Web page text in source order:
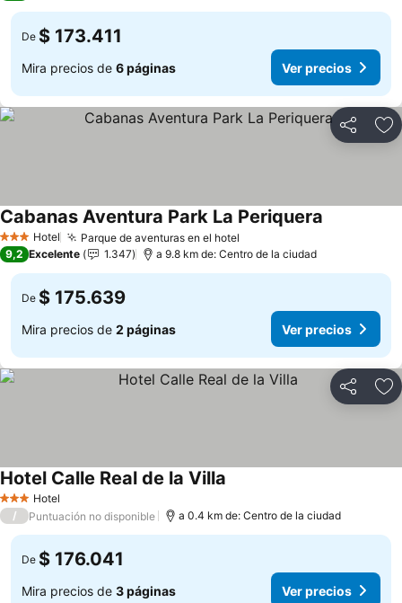
De $ 173.411
Mira precios de 6 páginas Ver precios
Compartir
3 Estrellas
Hotel Parque de aventuras en el hotel
Cabanas Aventura Park La Periquera
9,2 Excelente 1.347 a 9.8 km de: Centro de la ciudad
De $ 175.639
Mira precios de 2 páginas Ver precios
Compartir
3 Estrellas
Hotel
Hotel Calle Real de la Villa
/ Puntuación no disponible a 0.4 km de: Centro de la ciudad
De $ 176.041
Mira precios de 3 páginas Ver precios